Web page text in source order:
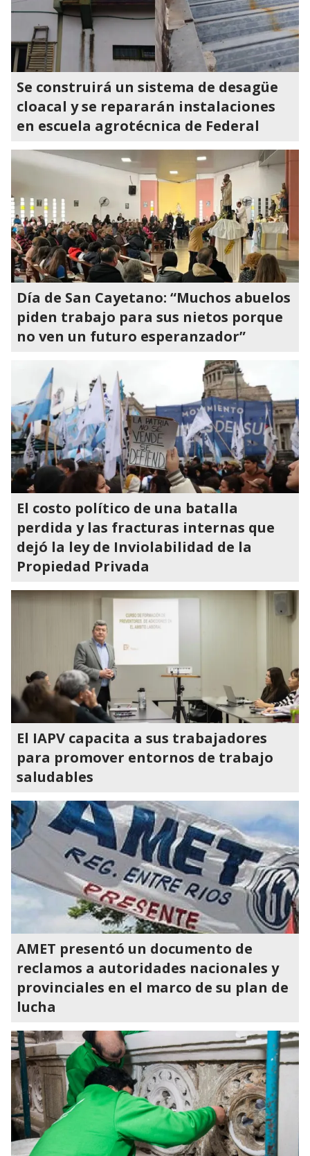
Se construirá un sistema de desagüe
cloacal y se repararán instalaciones
en escuela agrotécnica de Federal
Día de San Cayetano: “Muchos abuelos
piden trabajo para sus nietos porque
no ven un futuro esperanzador”
El costo político de una batalla
perdida y las fracturas internas que
dejó la ley de Inviolabilidad de la
Propiedad Privada
El IAPV capacita a sus trabajadores
para promover entornos de trabajo
saludables
AMET presentó un documento de
reclamos a autoridades nacionales y
provinciales en el marco de su plan de
lucha